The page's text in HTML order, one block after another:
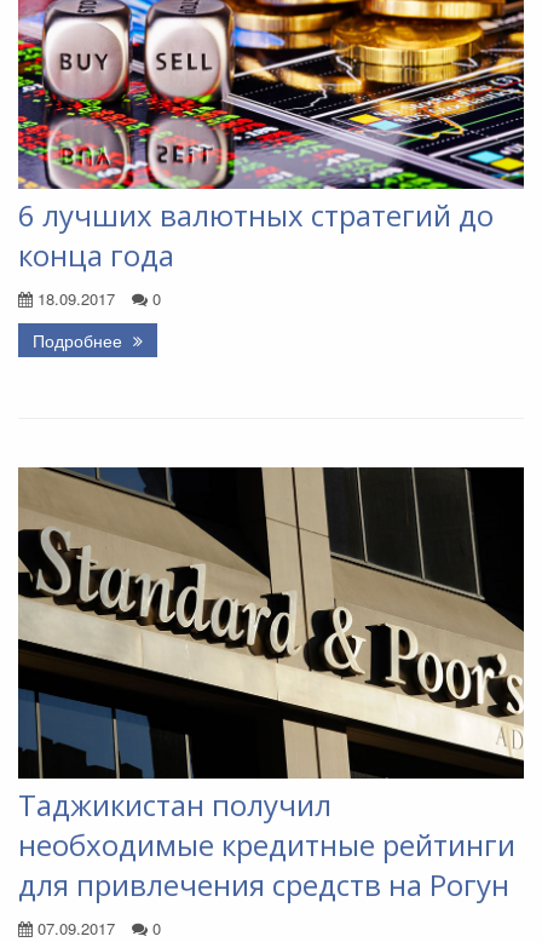
6 лучших валютных стратегий до
конца года
18.09.2017 0
Подробнее
Таджикистан получил
необходимые кредитные рейтинги
для привлечения средств на Рогун
07.09.2017 0